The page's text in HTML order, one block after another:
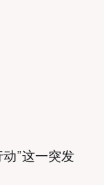
”这一突发